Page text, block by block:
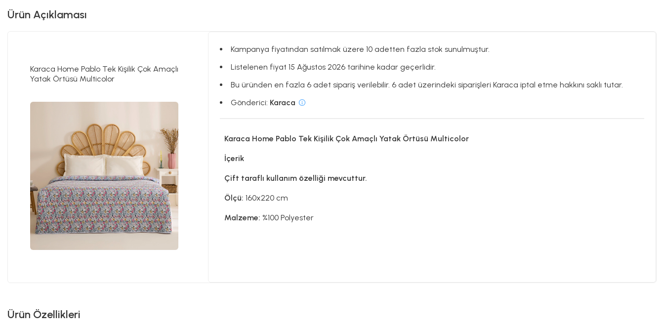
Ürün Açıklaması
Karaca Home Pablo Tek Kişilik Çok Amaçlı
Yatak Örtüsü Multicolor
Kampanya fiyatından satılmak üzere 10 adetten fazla stok sunulmuştur.
Listelenen fiyat 15 Ağustos 2026 tarihine kadar geçerlidir.
Bu üründen en fazla 6 adet sipariş verilebilir. 6 adet üzerindeki siparişleri Karaca iptal etme hakkını saklı tutar.
Gönderici: Karaca
Karaca Home Pablo Tek Kişilik Çok Amaçlı Yatak Örtüsü Multicolor
İçerik
Çift taraflı kullanım özelliği mevcuttur.
Ölçü:160x220 cm
Malzeme: %100 Polyester
Ürün Özellikleri